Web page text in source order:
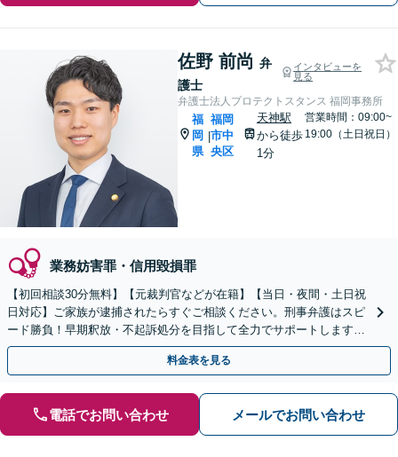
佐野 前尚 弁
護士
インタビューを
見る
弁護士法人プロテクトスタンス 福岡事務所
福
岡
県
|
福岡
市中
央区
天神駅
から徒歩
1分
営業時間：09:00~
19:00（土日祝日）
業務妨害罪・信用毀損罪
【初回相談30分無料】【元裁判官などが在籍】【当日・夜間・土日祝
日対応】ご家族が逮捕されたらすぐご相談ください。刑事弁護はスピ
ード勝負！早期釈放・不起訴処分を目指して全力でサポートします。
【スピード対応】
料金表を見る
電話でお問い合わせ メールでお問い合わせ